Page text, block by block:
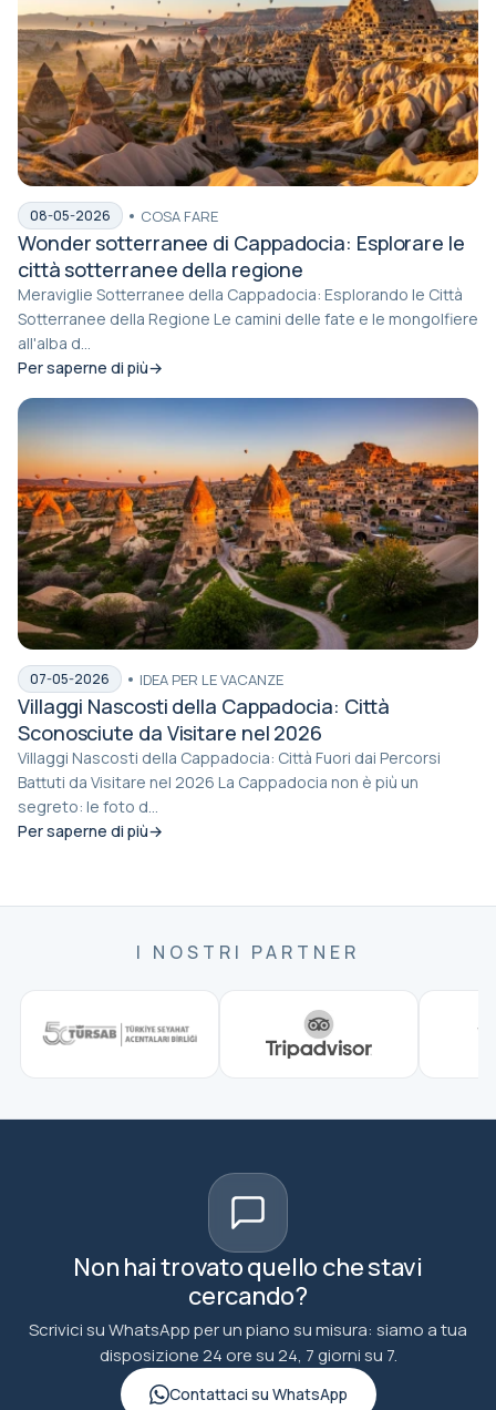
08-05-2026 COSA FARE
Wonder sotterranee di Cappadocia: Esplorare le
città sotterranee della regione
Meraviglie Sotterranee della Cappadocia: Esplorando le Città
Sotterranee della Regione Le camini delle fate e le mongolfiere
all'alba d...
Per saperne di più
07-05-2026 IDEA PER LE VACANZE
Villaggi Nascosti della Cappadocia: Città
Sconosciute da Visitare nel 2026
Villaggi Nascosti della Cappadocia: Città Fuori dai Percorsi
Battuti da Visitare nel 2026 La Cappadocia non è più un
segreto: le foto d...
Per saperne di più
I NOSTRI PARTNER
Non hai trovato quello che stavi
cercando?
Scrivici su WhatsApp per un piano su misura: siamo a tua
disposizione 24 ore su 24, 7 giorni su 7.
Contattaci su WhatsApp